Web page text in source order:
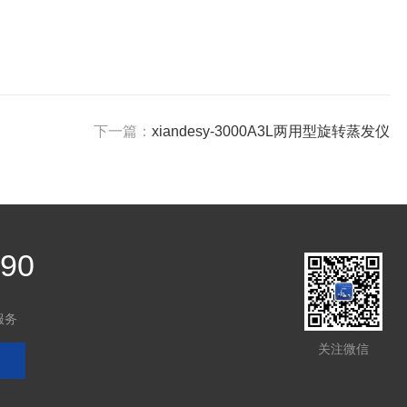
下一篇： xiandesy-3000A3L两用型旋转蒸发仪
务
关注微信